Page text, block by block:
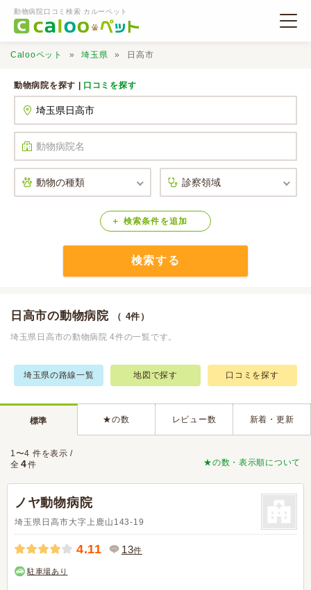
動物病院口コミ検索 カルーペット
口コミ検索
Calooペットとは？
Calooペット 埼玉県 日高市
動物病院を探す | 口コミを探す
検索条件 を追加
検索する
日高市の動物病院 （ 4件）
埼玉県日高市の動物病院 4件の一覧です。
埼玉県の路線一覧 地図で探す 口コミを探す
標準 ★の数 レビュー数 新着・更新
★の数・表示順について
1〜4 件を表示 /
全 4件
ノヤ動物病院
埼玉県日高市大字上鹿山143-19
4.11 13件
駐車場あり